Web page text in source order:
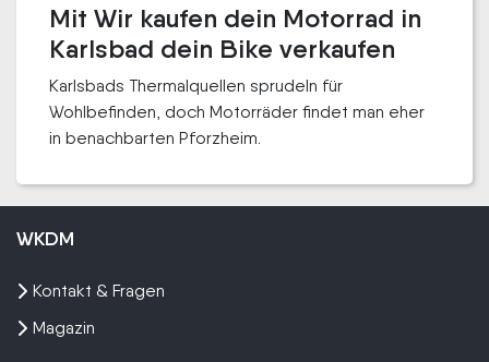
Mit Wir kaufen dein Motorrad in
Karlsbad dein Bike verkaufen
Karlsbads Thermalquellen sprudeln für
Wohlbefinden, doch Motorräder findet man eher
in benachbarten Pforzheim.
WKDM
Kontakt & Fragen
Magazin